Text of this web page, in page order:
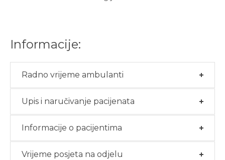
Informacije:
Radno vrijeme ambulanti
Upis i naručivanje pacijenata
Informacije o pacijentima
Vrijeme posjeta na odjelu